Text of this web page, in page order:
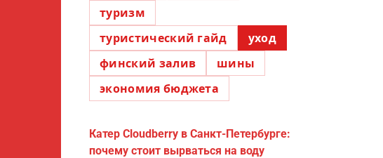
туризм
туристический гайд
уход
финский залив
шины
экономия бюджета
Катер Cloudberry в Санкт-Петербурге:
почему стоит вырваться на воду